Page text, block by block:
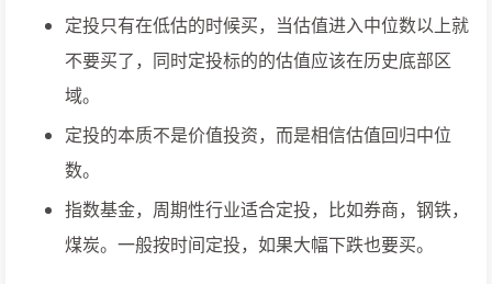
定投只有在低估的时候买，当估值进入中位数以上就
不要买了，同时定投标的的估值应该在历史底部区
域。
定投的本质不是价值投资，而是相信估值回归中位
数。
指数基金，周期性行业适合定投，比如券商，钢铁，
煤炭。一般按时间定投，如果大幅下跌也要买。